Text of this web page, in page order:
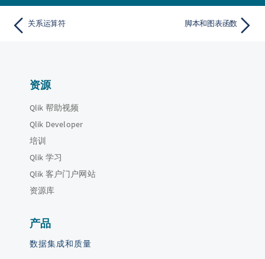
关系运算符 脚本和图表函数
资源
Qlik 帮助视频
Qlik Developer
培训
Qlik 学习
Qlik 客户门户网站
资源库
产品
数据集成和质量